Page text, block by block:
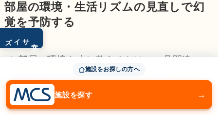
サイズ
部屋の環境・生活リズムの見直しで幻
覚を予防する
お部屋の環境を少し整えるだけで、見間違い
や幻覚の発生頻度を大幅に減らすことができ
ます。
施設をお探しの方へ
施設を探す →